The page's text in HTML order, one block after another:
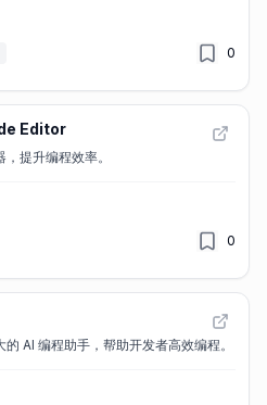
0
Editor
提升编程效率。
0
AI 编程助手，帮助开发者高效编程。